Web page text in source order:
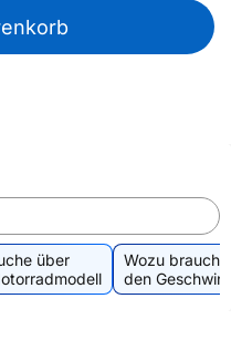
über
Wozu
den